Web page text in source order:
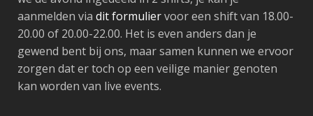
aanmelden via dit formuliervoor een shift van 18.00-
20.00 of 20.00-22.00. Het is even anders dan je
gewend bent bij ons, maar samen kunnen we ervoor
zorgen dat er toch op een veilige manier genoten
kan worden van live events.